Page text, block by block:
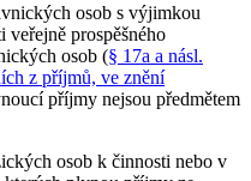
osob s výjimkou
prospěšného
osob (§ 17a a násl.
z příjmů, ve znění
příjmy nejsou předmětem
osob k činnosti nebo v